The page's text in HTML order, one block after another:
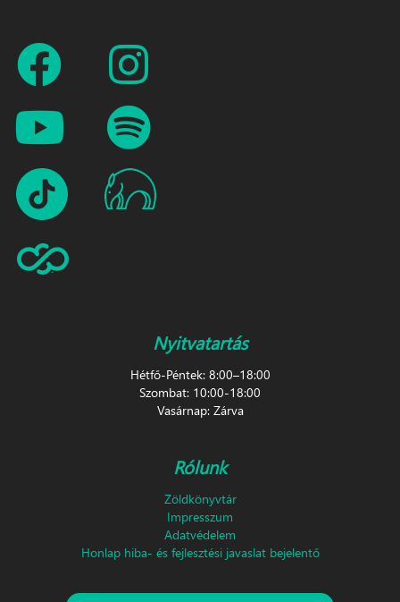
Nyitvatartás
Hétfő-Péntek: 8:00–18:00
Szombat: 10:00-18:00
Vasárnap: Zárva
Rólunk
Zöldkönyvtár
Impresszum
Adatvédelem
Honlap hiba- és fejlesztési javaslat bejelentő